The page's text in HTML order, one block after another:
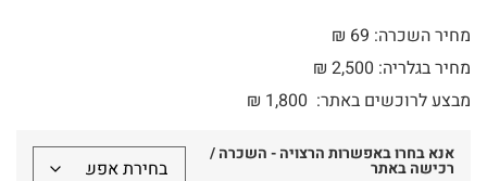
מחיר השכרה: 69 ₪
מחיר בגלריה: 2,500 ₪
מבצע לרוכשים באתר:
₪ 1,800
אנא בחרו באפשרות הרצויה - השכרה /
רכישה באתר